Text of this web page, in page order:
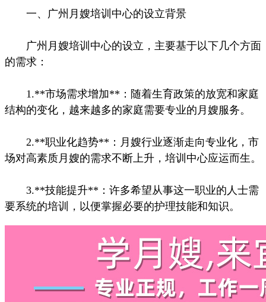
一、广州月嫂培训中心的设立背景
广州月嫂培训中心的设立，主要基于以下几个方面
的需求：
1.**市场需求增加**：随着生育政策的放宽和家庭
结构的变化，越来越多的家庭需要专业的月嫂服务。
2.**职业化趋势**：月嫂行业逐渐走向专业化，市
场对高素质月嫂的需求不断上升，培训中心应运而生。
3.**技能提升**：许多希望从事这一职业的人士需
要系统的培训，以便掌握必要的护理技能和知识。